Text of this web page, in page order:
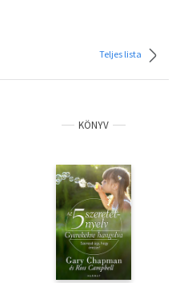
Teljes lista
KÖNYV